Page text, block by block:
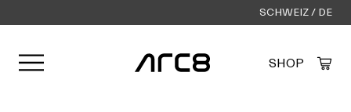
SCHWEIZ / DE
Menü öffnen SHOP